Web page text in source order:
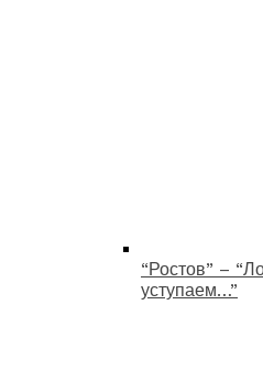
“Ростов” –
уступаем…”